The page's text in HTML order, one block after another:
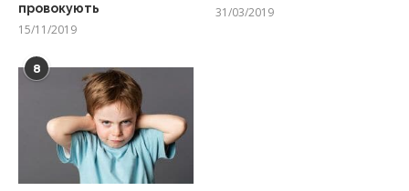
провокують
15/11/2019
31/03/2019
8